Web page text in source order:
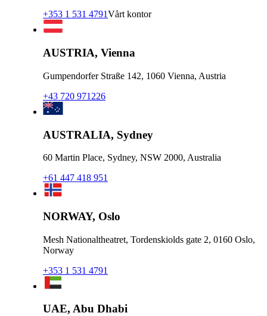
+353 1 531 4791Vårt kontor
AUSTRIA, Vienna
Gumpendorfer Straße 142, 1060 Vienna, Austria
+43 720 971226
AUSTRALIA, Sydney
60 Martin Place, Sydney, NSW 2000, Australia
+61 447 418 951
NORWAY, Oslo
Mesh Nationaltheatret, Tordenskiolds gate 2, 0160 Oslo,
Norway
+353 1 531 4791
UAE, Abu Dhabi